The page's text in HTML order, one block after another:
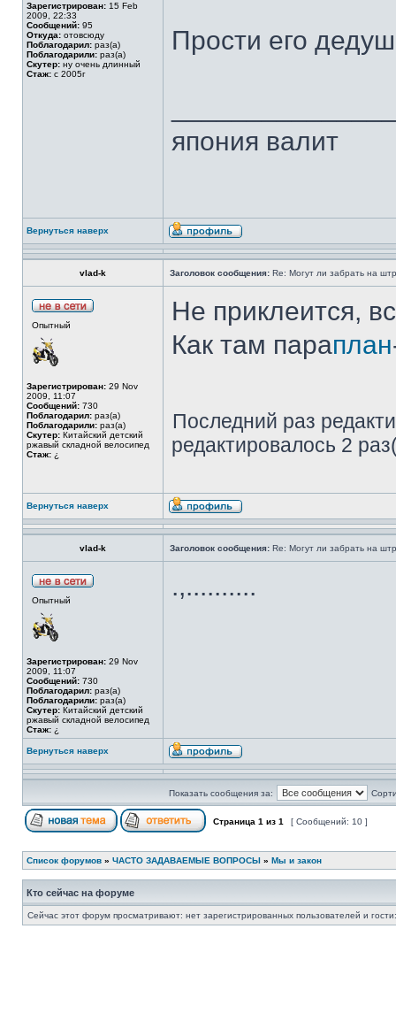
Зарегистрирован: 15 Feb
2009, 22:33
Сообщений: 95
Откуда: отовсюду
Поблагодарил: раз(а)
Поблагодарили: раз(а)
Скутер: ну очень длинный
Стаж: с 2005г
Прости его
япония валит
Вернуться наверх
vlad-k Заголовок сообщения: Re: Могут ли забрать на
Опытный
Зарегистрирован: 29 Nov
2009, 11:07
Сообщений: 730
Поблагодарил: раз(а)
Поблагодарили: раз(а)
Скутер: Китайский детский
ржавый складной велосипед
Стаж: ¿
Не приклеится,
Как там параплан
Последний раз
редактировалось 2
Вернуться наверх
vlad-k Заголовок сообщения: Re: Могут ли забрать на
Опытный
Зарегистрирован: 29 Nov
2009, 11:07
Сообщений: 730
Поблагодарил: раз(а)
Поблагодарили: раз(а)
Скутер: Китайский детский
ржавый складной велосипед
Стаж: ¿
.,..........
Вернуться наверх
Показать сообщения за:
Страница 1 из 1 [ Сообщений: 10 ]
Список форумов » ЧАСТО ЗАДАВАЕМЫЕ ВОПРОСЫ » Мы и закон
Кто сейчас на форуме
Сейчас этот форум просматривают: нет зарегистрированных пользователей и